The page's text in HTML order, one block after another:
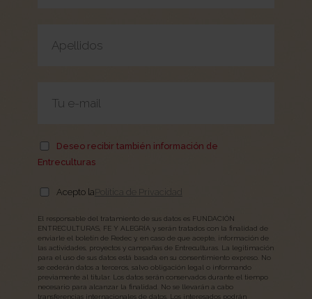
Deseo recibir también información de
Entreculturas
Acepto laPolítica de Privacidad
El responsable del tratamiento de sus datos es FUNDACIÓN
ENTRECULTURAS, FE Y ALEGRÍA y serán tratados con la finalidad de
enviarle el boletín de Redec y, en caso de que acepte, información de
las actividades, proyectos y campañas de Entreculturas. La legitimación
para el uso de sus datos está basada en su consentimiento expreso. No
se cederán datos a terceros, salvo obligación legal o informando
previamente al titular. Los datos serán conservados durante el tiempo
necesario para alcanzar la finalidad. No se llevarán a cabo
transferencias internacionales de datos. Los interesados podrán